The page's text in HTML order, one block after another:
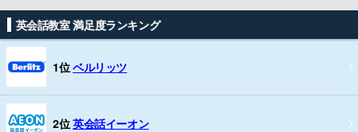
英会話教室 満足度ランキング
1位ベルリッツ
2位英会話イーオン